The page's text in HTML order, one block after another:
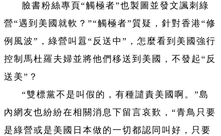
臉書粉絲專頁“觸極者”也製圖並發文諷刺綠
營“遇到美國就軟？”“觸極者”質疑，針對香港“修
例風波”，綠營叫囂“反送中”，怎麼看到美國強行
控制馬杜羅夫婦並將他們移送到美國，不發起“反
送美”？
“雙標黨不是叫假的，有種譴責美國啊。”島
內網友也紛紛在相關消息下留言哀歎，“青鳥只要
是綠營或是美國日本做的一切都認同叫好，只要